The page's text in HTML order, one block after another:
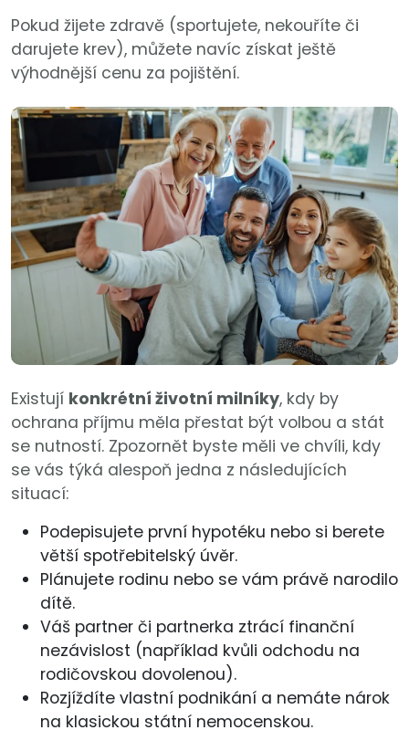
Pokud žijete zdravě (sportujete, nekouříte či
darujete krev), můžete navíc získat ještě
výhodnější cenu za pojištění.
Existují konkrétní životní milníky, kdy by
ochrana příjmu měla přestat být volbou a stát
se nutností. Zpozornět byste měli ve chvíli, kdy
se vás týká alespoň jedna z následujících
situací:
Podepisujete první hypotéku nebo si berete
větší spotřebitelský úvěr.
Plánujete rodinu nebo se vám právě narodilo
dítě.
Váš partner či partnerka ztrácí finanční
nezávislost (například kvůli odchodu na
rodičovskou dovolenou).
Rozjíždíte vlastní podnikání a nemáte nárok
na klasickou státní nemocenskou.